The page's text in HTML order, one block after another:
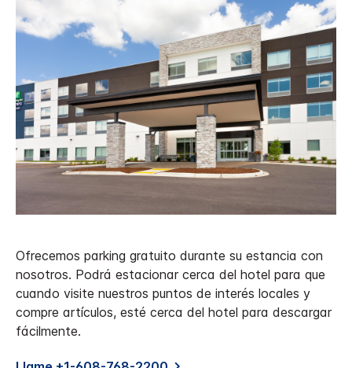
Ofrecemos parking gratuito durante su estancia con
nosotros. Podrá estacionar cerca del hotel para que
cuando visite nuestros puntos de interés locales y
compre artículos, esté cerca del hotel para descargar
fácilmente.